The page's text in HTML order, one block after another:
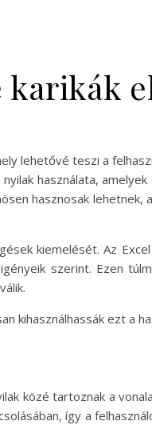
lehetővé teszi a
használata,
hasznosak lehetnek,
kiemelését. Az
szerint. Ezen
kihasználhassák ezt a
közé tartoznak a
így a